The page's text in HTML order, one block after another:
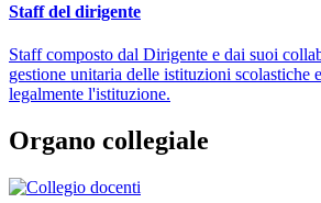
Staff del dirigente
Staff composto dal Dirigente e dai suoi
gestione unitaria delle istituzioni scolastiche
legalmente l'istituzione.
Organo collegiale